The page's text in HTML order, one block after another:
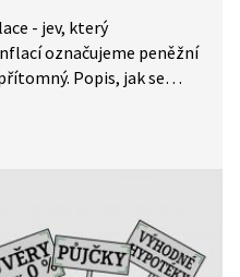
- jev, který
označujeme peněžní
Popis, jak se